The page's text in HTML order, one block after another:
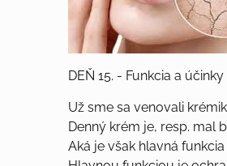
DEŇ 15. - Funkcia a
Už sme sa venovali
Denný krém je, resp. mal
Aká je však hlavná